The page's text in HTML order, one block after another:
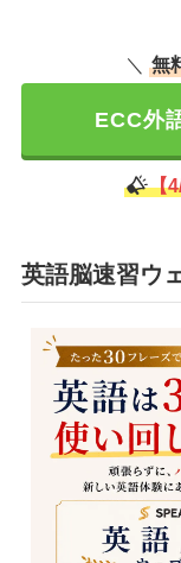
＼ 無
ECC外
【
英語脳速習ウ